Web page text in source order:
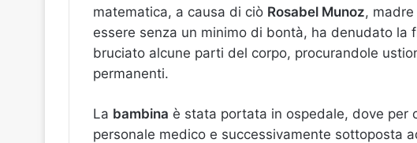
matematica, a causa di ciò Rosabel Munoz,
essere senza un minimo di bontà, ha denudato la
bruciato alcune parti del corpo, procurandole
permanenti.
La bambina è stata portata in ospedale, dove per
personale medico e successivamente sottoposta